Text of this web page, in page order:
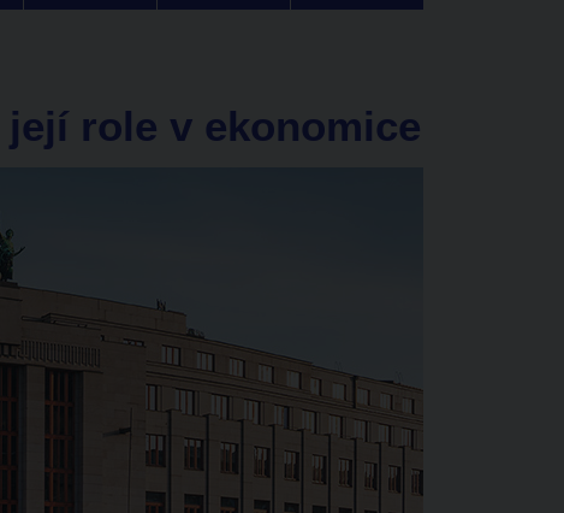
role v ekonomice